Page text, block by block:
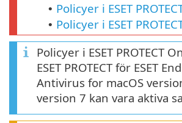
• Policyer i ESET
• Policyer i ESET
Policyer i ESET PROTECT
ESET PROTECT för ESET
Antivirus for macOS
version 7 kan vara aktiva